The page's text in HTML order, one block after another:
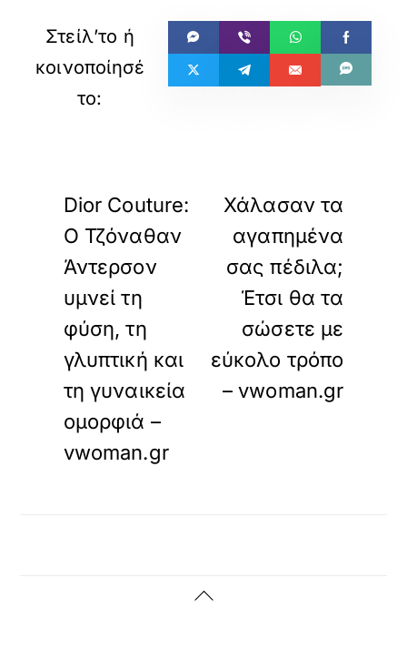
Dior Couture:
Ο Τζόναθαν
Άντερσον
υμνεί τη
φύση, τη
γλυπτική και
τη γυναικεία
ομορφιά –
vwoman.gr
Χάλασαν τα
αγαπημένα
σας πέδιλα;
Έτσι θα τα
σώσετε με
εύκολο τρόπο
– vwoman.gr
Back